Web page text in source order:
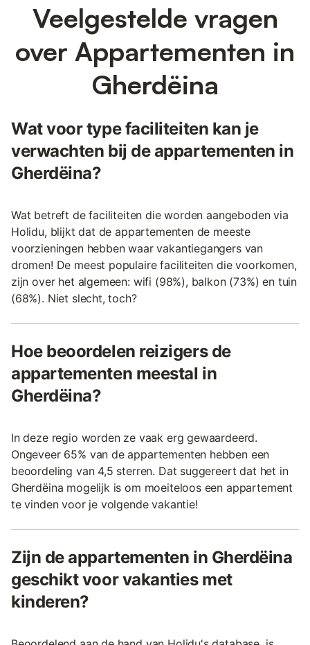
Veelgestelde vragen
over Appartementen in
Gherdëina
Wat voor type faciliteiten kan je
verwachten bij de appartementen in
Gherdëina?
Wat betreft de faciliteiten die worden aangeboden via
Holidu, blijkt dat de appartementen de meeste
voorzieningen hebben waar vakantiegangers van
dromen! De meest populaire faciliteiten die voorkomen,
zijn over het algemeen: wifi (98%), balkon (73%) en tuin
(68%). Niet slecht, toch?
Hoe beoordelen reizigers de
appartementen meestal in
Gherdëina?
In deze regio worden ze vaak erg gewaardeerd.
Ongeveer 65% van de appartementen hebben een
beoordeling van 4,5 sterren. Dat suggereert dat het in
Gherdëina mogelijk is om moeiteloos een appartement
te vinden voor je volgende vakantie!
Zijn de appartementen in Gherdëina
geschikt voor vakanties met
kinderen?